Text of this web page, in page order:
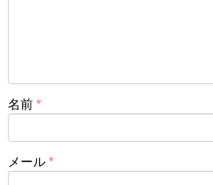
名前 *
メール *